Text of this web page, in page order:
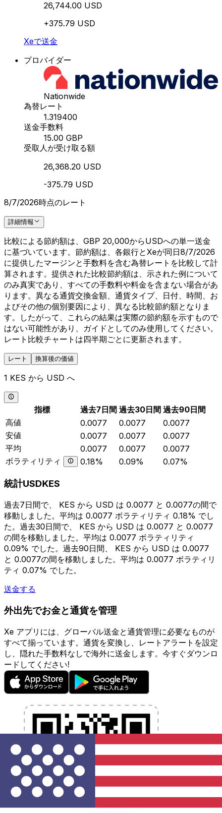
26,744.00 USD
+375.79 USD
Xeで送金
プロバイダー
Nationwide
為替レート
1.319400
送金手数料
15.00 GBP
受取人が受け取る額
26,368.20 USD
-375.79 USD
8/7/2026時点のレート
詳細情報
比較による節約額は、GBP 20,000からUSDへの単一送金
に基づいています。節約額は、各銀行とXeが同日8/7/2026
に提供したマージンと手数料を含む為替レートを比較して計
算されます。提供された比較節約額は、示された例について
のみ真実であり、すべての手数料や料金を含まない場合があ
ります。異なる通貨交換金額、通貨タイプ、日付、時間、お
よびその他の個別要因により、異なる比較節約額となりま
す。したがって、これらの結果は実際の節約額を示すもので
はない可能性があり、ガイドとしてのみ使用してください。
レート比較チャートは四半期ごとに更新されます。
レート 換算後の価値
1 KES から USD へ
指標 過去7日間 過去30日間 過去90日間
高値
0.0077 0.0077
0.0077
安値
0.0077 0.0077
0.0077
平均
0.0077 0.0077
0.0077
ボラティリティ
0.18% 0.09% 0.07%
統計USDKES
過去7日間で、 KES から USD は 0.0077 と 0.0077の間で
移動しました。平均は 0.0077 ボラティリティ 0.18% でし
た。過去30日間で、 KES から USD は 0.0077 と 0.0077
の間を移動しました。平均は 0.0077 ボラティリティ
0.09% でした。過去90日間、 KES から USD は 0.0077
と 0.0077の間を移動しました。平均は 0.0077 ボラティリ
ティ 0.07% でした。
送金する
外出先でお金と通貨を管理
Xe アプリには、グローバル送金と通貨管理に必要なものが
すべて揃っています。通貨を変換し、レートアラートを設定
し、隠れた手数料なしで海外に送金します。今すぐダウンロ
ードしてください!